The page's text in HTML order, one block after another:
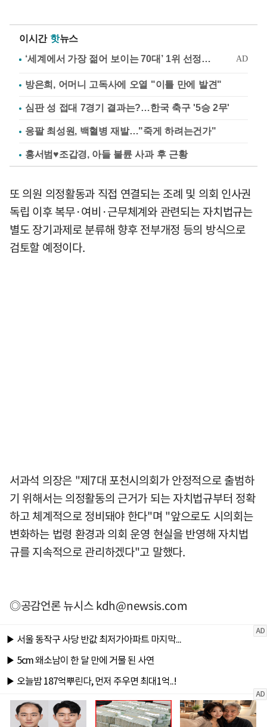
이시간 핫뉴스
방은희, 어머니 고독사에 오열 "이틀 만에 발견"
심판 성 접대 7경기 결과는?…한국 축구 '5승 2무'
응팔 최성원, 백혈병 재발…"죽게 하려는건가"
홍서범♥조갑경, 아들 불륜 사과 후 근황
또 의원 의정활동과 직접 연결되는 조례 및 의회 인사권
독립 이후 복무·여비·근무체계와 관련되는 자치법규는
별도 장기과제로 분류해 향후 전부개정 등의 방식으로
검토할 예정이다.
서과석 의장은 "제7대 포천시의회가 안정적으로 출범하
기 위해서는 의정활동의 근거가 되는 자치법규부터 정확
하고 체계적으로 정비돼야 한다"며 "앞으로도 시의회는
변화하는 법령 환경과 의회 운영 현실을 반영해 자치법
규를 지속적으로 관리하겠다"고 말했다.
◎공감언론 뉴시스kdh@newsis.com